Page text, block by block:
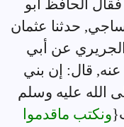
الحافظ أبو
حدثنا عثمان
عن أبي
قال: إن بني
الله عليه وسلم
ونكتب ماقدموا